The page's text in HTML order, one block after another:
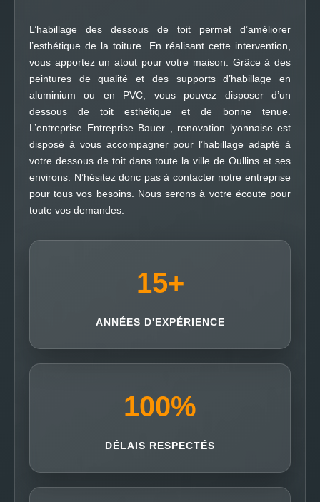
L’habillage des dessous de toit permet d’améliorer
l’esthétique de la toiture. En réalisant cette intervention,
vous apportez un atout pour votre maison. Grâce à des
peintures de qualité et des supports d’habillage en
aluminium ou en PVC, vous pouvez disposer d’un
dessous de toit esthétique et de bonne tenue.
L’entreprise Entreprise Bauer , renovation lyonnaise est
disposé à vous accompagner pour l’habillage adapté à
votre dessous de toit dans toute la ville de Oullins et ses
environs. N’hésitez donc pas à contacter notre entreprise
pour tous vos besoins. Nous serons à votre écoute pour
toute vos demandes.
15+
ANNÉES D'EXPÉRIENCE
100%
DÉLAIS RESPECTÉS